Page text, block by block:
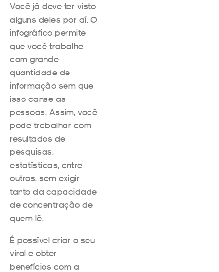
Você já deve ter visto
alguns deles por aí. O
infográfico permite
que você trabalhe
com grande
quantidade de
informação sem que
isso canse as
pessoas. Assim, você
pode trabalhar com
resultados de
pesquisas,
estatísticas, entre
outros, sem exigir
tanto da capacidade
de concentração de
quem lê.
É possível criar o seu
viral e obter
benefícios com a